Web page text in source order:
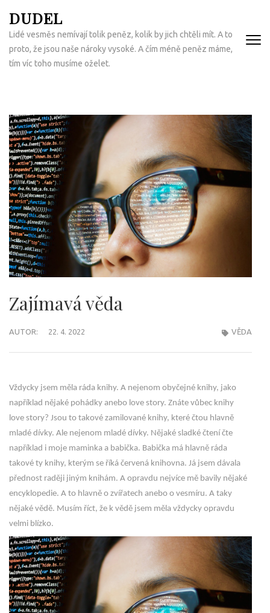
na
obsah
(Enter)
DUDEL
Lidé vesměs nemívají tolik peněz, kolik by jich chtěli mít. A to
proto, že jsou naše nároky vysoké. A čím méně peněz máme,
tím víc toho musíme oželet.
Zajímavá věda
AUTOR: 22. 4. 2022 VĚDA
Vždycky jsem měla ráda knihy. A nejenom obyčejné knihy, jako
například nějaké pohádky anebo love story. Znáte vůbec knihy
love story? Jsou to takové zamilované knihy, které čtou hlavně
mladé dívky. Ale nejenom mladé dívky. Nějaké sladké čtení čte
například i moje maminka a babička. Babička má hlavně ráda
takové ty knihy, kterým se říká červená knihovna. Já jsem dávala
přednost raději jiným knihám. A opravdu nejvíce mě bavily nějaké
encyklopedie. A to hlavně o zvířatech anebo o vesmíru. A taky
nějaké vědě. Musím říct, že k vědě jsem měla vždycky opravdu
velmi blízko.